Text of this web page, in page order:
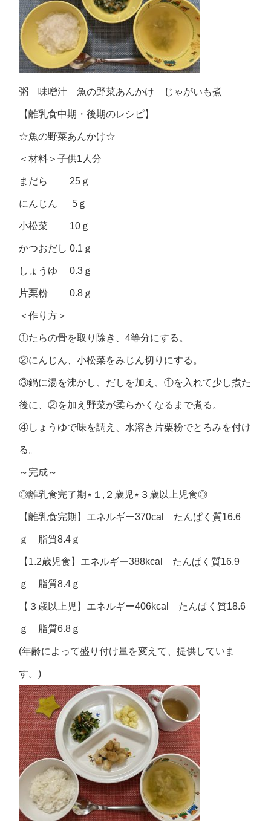
粥 味噌汁 魚の野菜あんかけ じゃがいも煮
【離乳食中期・後期のレシピ】
☆魚の野菜あんかけ☆
＜材料＞子供1人分
まだら 25ｇ
にんじん 5ｇ
小松菜 10ｇ
かつおだし 0.1ｇ
しょうゆ 0.3ｇ
片栗粉 0.8ｇ
＜作り方＞
①たらの骨を取り除き、4等分にする。
②にんじん、小松菜をみじん切りにする。
③鍋に湯を沸かし、だしを加え、①を入れて少し煮た
後に、②を加え野菜が柔らかくなるまで煮る。
④しょうゆで味を調え、水溶き片栗粉でとろみを付け
る。
～完成～
◎離乳食完了期⋆１,２歳児⋆３歳以上児食◎
【離乳食完期】エネルギー370cal たんぱく質16.6
ｇ 脂質8.4ｇ
【1.2歳児食】エネルギー388kcal たんぱく質16.9
ｇ 脂質8.4ｇ
【３歳以上児】エネルギー406kcal たんぱく質18.6
ｇ 脂質6.8ｇ
(年齢によって盛り付け量を変えて、提供していま
す。)